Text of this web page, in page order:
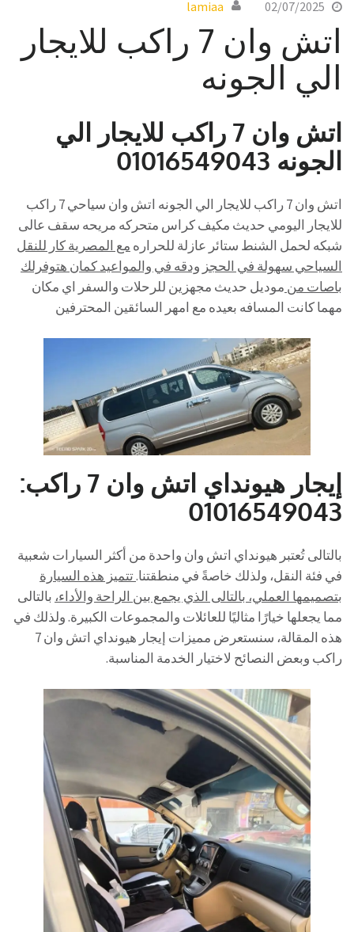
02/07/2025
lamiaa
اتش وان 7 راكب للايجار
الي الجونه
اتش وان 7 راكب للايجار الي
الجونه 01016549043
اتش وان 7 راكب للايجار الي الجونه اتش وان سياحي 7 راكب
للايجار اليومي حديث مكيف كراس متحركه مريحه سقف عالى
شبكه لحمل الشنط ستائر عازلة للحراره مع المصرية كار للنقل
السياحي سهولة في الحجز ودقه في والمواعيد كمان هتوفرلك
باصات من موديل حديث مجهزين للرحلات والسفر اي مكان
مهما كانت المسافه بعيده مع امهر السائقين المحترفين
إيجار هيونداي اتش وان 7 راكب:
01016549043
بالتالى تُعتبر هيونداي اتش وان واحدة من أكثر السيارات شعبية
في فئة النقل، ولذلك خاصةً في منطقتنا.تتميز هذه السيارة
بتصميمها العملي، بالتالى الذي يجمع بين الراحة والأداء، بالتالى
مما يجعلها خيارًا مثاليًا للعائلات والمجموعات الكبيرة. ولذلك في
هذه المقالة، سنستعرض مميزات إيجار هيونداي اتش وان 7
راكب وبعض النصائح لاختيار الخدمة المناسبة.